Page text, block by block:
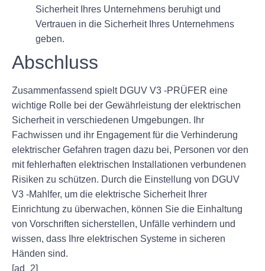
Sicherheit Ihres Unternehmens beruhigt und
Vertrauen in die Sicherheit Ihres Unternehmens
geben.
Abschluss
Zusammenfassend spielt DGUV V3 -PRÜFER eine
wichtige Rolle bei der Gewährleistung der elektrischen
Sicherheit in verschiedenen Umgebungen. Ihr
Fachwissen und ihr Engagement für die Verhinderung
elektrischer Gefahren tragen dazu bei, Personen vor den
mit fehlerhaften elektrischen Installationen verbundenen
Risiken zu schützen. Durch die Einstellung von DGUV
V3 -Mahlfer, um die elektrische Sicherheit Ihrer
Einrichtung zu überwachen, können Sie die Einhaltung
von Vorschriften sicherstellen, Unfälle verhindern und
wissen, dass Ihre elektrischen Systeme in sicheren
Händen sind.
[ad_2]